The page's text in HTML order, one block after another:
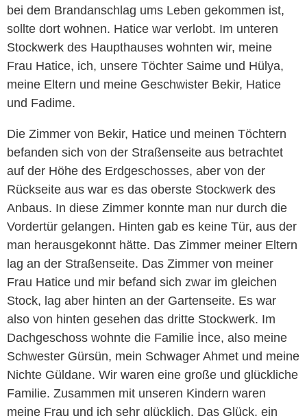
bei dem Brandanschlag ums Leben gekommen ist,
sollte dort wohnen. Hatice war verlobt. Im unteren
Stockwerk des Haupthauses wohnten wir, meine
Frau Hatice, ich, unsere Töchter Saime und Hülya,
meine Eltern und meine Geschwister Bekir, Hatice
und Fadime.
Die Zimmer von Bekir, Hatice und meinen Töchtern
befanden sich von der Straßenseite aus betrachtet
auf der Höhe des Erdgeschosses, aber von der
Rückseite aus war es das oberste Stockwerk des
Anbaus. In diese Zimmer konnte man nur durch die
Vordertür gelangen. Hinten gab es keine Tür, aus der
man herausgekonnt hätte. Das Zimmer meiner Eltern
lag an der Straßenseite. Das Zimmer von meiner
Frau Hatice und mir befand sich zwar im gleichen
Stock, lag aber hinten an der Gartenseite. Es war
also von hinten gesehen das dritte Stockwerk. Im
Dachgeschoss wohnte die Familie İnce, also meine
Schwester Gürsün, mein Schwager Ahmet und meine
Nichte Güldane. Wir waren eine große und glückliche
Familie. Zusammen mit unseren Kindern waren
meine Frau und ich sehr glücklich. Das Glück, ein